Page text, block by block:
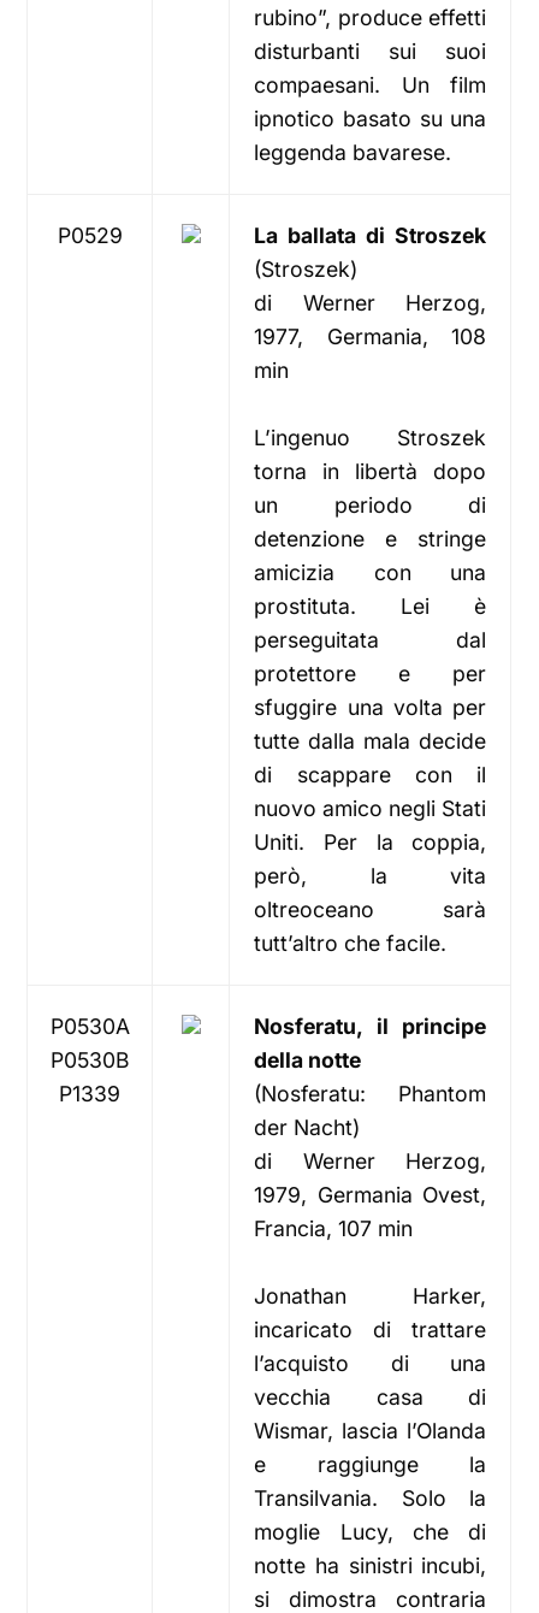
rubino”, produce effetti
disturbanti sui suoi
compaesani. Un film
ipnotico basato su una
leggenda bavarese.
P0529
La ballata di Stroszek
(Stroszek)
di Werner Herzog,
1977, Germania, 108
min
L’ingenuo Stroszek
torna in libertà dopo
un periodo di
detenzione e stringe
amicizia con una
prostituta. Lei è
perseguitata dal
protettore e per
sfuggire una volta per
tutte dalla mala decide
di scappare con il
nuovo amico negli Stati
Uniti. Per la coppia,
però, la vita
oltreoceano sarà
tutt’altro che facile.
P0530A
P0530B
P1339
Nosferatu, il principe
della notte
(Nosferatu: Phantom
der Nacht)
di Werner Herzog,
1979, Germania Ovest,
Francia, 107 min
Jonathan Harker,
incaricato di trattare
l’acquisto di una
vecchia casa di
Wismar, lascia l’Olanda
e raggiunge la
Transilvania. Solo la
moglie Lucy, che di
notte ha sinistri incubi,
si dimostra contraria